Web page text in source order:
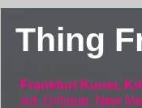
Thing
Frankfurt Kunst,
Art, Critique, New